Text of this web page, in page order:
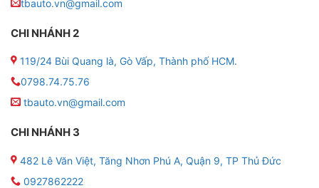
● Độ phân giải: 2K 1920*1200
● Bộ nhớ: RAM 4GB – ROM 32GB
● Chip: MTK8667
● Bộ xử lý: ARM Cortex-A75 2.00 GHz; ARM Cortex-
● Chia đôi màn hình: Có hỗ trợ
tbauto.vn@gmail.com
CHI NHÁNH 2
119/24 Bùi Quang là, Gò Vấp, Thành phố HCM.
0798.74.75.76
tbauto.vn@gmail.com
CHI NHÁNH 3
482 Lê Văn Việt, Tăng Nhơn Phú A, Quận 9, TP Thủ Đức
0927862222